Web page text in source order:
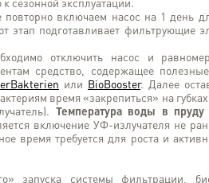
повторно включаем насос на 1 день
этап подготавливает фильтрующие
отключить насос и
средство, содержащее
или BioBooster. Далее
время «закрепиться» на
Температура воды в
включение УФ-излучателя не
время требуется для роста и
запуска системы фильтрации,